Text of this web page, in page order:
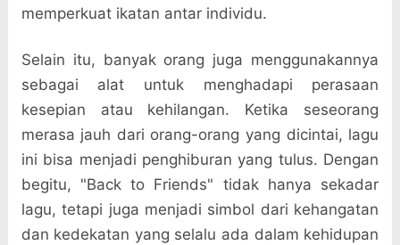
memperkuat ikatan antar individu.
Selain itu, banyak orang juga menggunakannya
sebagai alat untuk menghadapi perasaan
kesepian atau kehilangan. Ketika seseorang
merasa jauh dari orang-orang yang dicintai, lagu
ini bisa menjadi penghiburan yang tulus. Dengan
begitu, "Back to Friends" tidak hanya sekadar
lagu, tetapi juga menjadi simbol dari kehangatan
dan kedekatan yang selalu ada dalam kehidupan